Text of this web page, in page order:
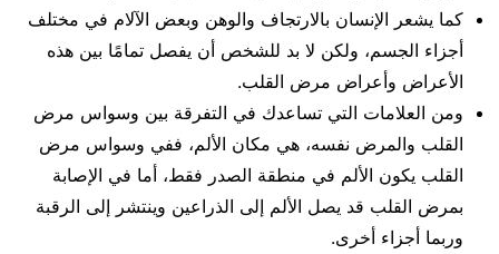
كما يشعر الإنسان بالارتجاف والوهن وبعض الآلام في مختلف
أجزاء الجسم، ولكن لا بد للشخص أن يفصل تمامًا بين هذه
الأعراض وأعراض مرض القلب.
ومن العلامات التي تساعدك في التفرقة بين وسواس مرض
القلب والمرض نفسه، هي مكان الألم، ففي وسواس مرض
القلب يكون الألم في منطقة الصدر فقط، أما في الإصابة
بمرض القلب قد يصل الألم إلى الذراعين وينتشر إلى الرقبة
وربما أجزاء أخرى.